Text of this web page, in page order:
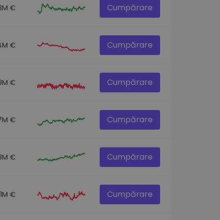
€ Cumpărare
€ Cumpărare
€ Cumpărare
€ Cumpărare
€ Cumpărare
€ Cumpărare